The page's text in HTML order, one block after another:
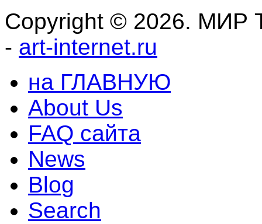
Copyright © 2026. МИР
- art-internet.ru
на ГЛАВНУЮ
About Us
FAQ сайта
News
Blog
Search